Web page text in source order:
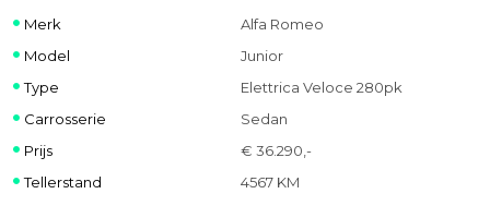
Merk
Alfa Romeo
Model
Junior
Type
Elettrica Veloce 280pk
Carrosserie
Sedan
Prijs
€ 36.290,-
Tellerstand
4567 KM